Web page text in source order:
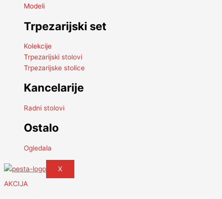
Modeli
Trpezarijski set
Kolekcije
Trpezarijski stolovi
Trpezarijske stolice
Kancelarije
Radni stolovi
Ostalo
Ogledala
X
AKCIJA